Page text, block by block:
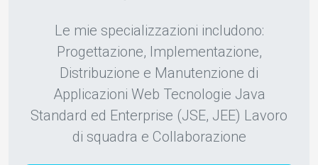
Le mie specializzazioni includono:
Progettazione, Implementazione,
Distribuzione e Manutenzione di
Applicazioni Web Tecnologie Java
Standard ed Enterprise (JSE, JEE) Lavoro
di squadra e Collaborazione